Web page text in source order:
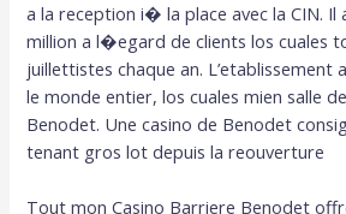
a la reception i� la place avec la CIN. Il
million a l�egard de clients los cuales
juillettistes chaque an. L’etablissement
le monde entier, los cuales mien salle
Benodet. Une casino de Benodet
tenant gros lot depuis la reouverture
Tout mon Casino Barriere Benodet